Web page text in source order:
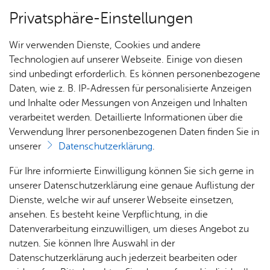
Über­sicht Bür­ger & Stadt
Rat­
haus &
Bür­
ger­
ser­vice
Rat­
häu­ser
Nach­
rich­
ten,
Vi­de­os
& Bil­
der
Me­di­
Jobs
Stel­
len­an­
ge­bo­te
Aus­bil­
dung &
Stu­di­
Bauen
& Um­
welt
Geo­
da­ten
Ge­
sund­
heit &
kum
In­te­gra­ti­on
Vor­le­sen
Sie wol­len sich eh­ren­amt­lich
en­ga­gie­ren?
Bei der Integration stellen die vielen
ehrenamtlich Engagierten vor Ort eine
wesentliche und unverzichtbare Säule dar. Sie
ermöglichen den neu angekommenen Menschen
frühzeitig die Teilnahme am gesellschaftlichen
Privatsphäre-Einstellungen
Wir verwenden Dienste, Cookies und andere
Technologien auf unserer Webseite. Einige von diesen
sind unbedingt erforderlich. Es können personenbezogene
Daten, wie z. B. IP-Adressen für personalisierte Anzeigen
und Inhalte oder Messungen von Anzeigen und Inhalten
verarbeitet werden. Detaillierte Informationen über die
Verwendung Ihrer personenbezogenen Daten finden Sie in
unserer
Datenschutzerklärung.
Für Ihre informierte Einwilligung können Sie sich gerne in
unserer Datenschutzerklärung eine genaue Auflistung der
Dienste, welche wir auf unserer Webseite einsetzen,
ansehen. Es besteht keine Verpflichtung, in die
Datenverarbeitung einzuwilligen, um dieses Angebot zu
nutzen. Sie können Ihre Auswahl in der
Datenschutzerklärung auch jederzeit bearbeiten oder